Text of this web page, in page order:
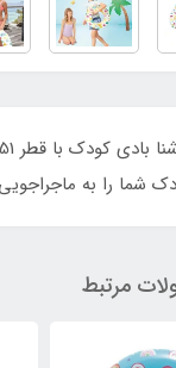
شما را به
مرتبط